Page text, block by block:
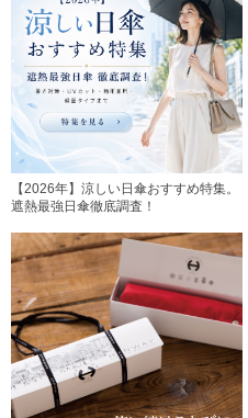
【2026年】涼しい日傘おすすめ特集。
遮熱最強日傘徹底調査！